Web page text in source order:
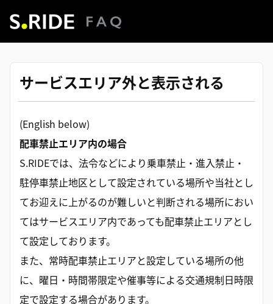
サービスエリア外と表示される
(English below)
配車禁止エリア内の場合
S.RIDEでは、法令などにより乗車禁止・進入禁止・
駐停車禁止地区として設定されている場所や当社とし
てお迎えに上がるのが難しいと判断される場所におい
てはサービスエリア内であっても配車禁止エリアとし
て設定しております。
また、常時配車禁止エリアと設定している場所の他
に、曜日・時間帯限定や催事等による交通規制日時限
定で設定する場合があります。